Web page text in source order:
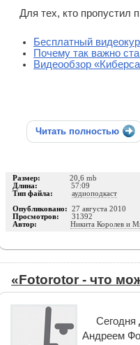
Для тех, кто пропустил
Бесплатный
Почему так важно
Видеообзор
Читать полностью
Размер: 20,6 mb
Длина: 57:09
Тип файла: аудиоподкаст
Опубликовано: 27 августа 2010
Просмотров: 31392
Автор: Никита Королев и
«Fotorotor - что
Сегодня
Андреем